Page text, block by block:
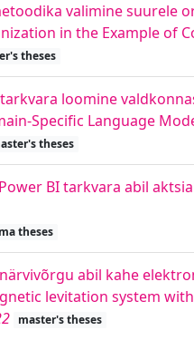
valimine suurele
in the Example of
theses
loomine
Specific Language
theses
BI tarkvara abil
theses
abil kahe
levitation system
master's theses